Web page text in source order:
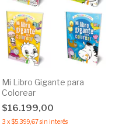
Mi Libro Gigante para
Colorear
$16.199,00
3 x$5.399,67sin interés